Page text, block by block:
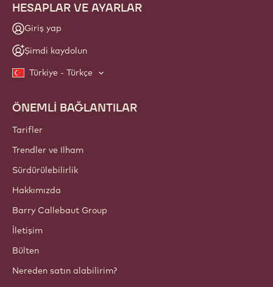
HESAPLAR VE AYARLAR
Giriş yap
Şimdi kaydolun
Türkiye - Türkçe
Footer
Callebaut
ÖNEMLİ BAĞLANTILAR
Tarifler
Trendler ve Ilham
Sürdürülebilirlik
Hakkımızda
Barry Callebaut Group
İletişim
Bülten
Nereden satın alabilirim?